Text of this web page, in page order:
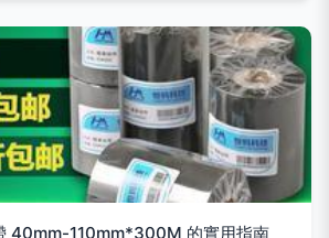
40mm-110mm*300M 的實用指南